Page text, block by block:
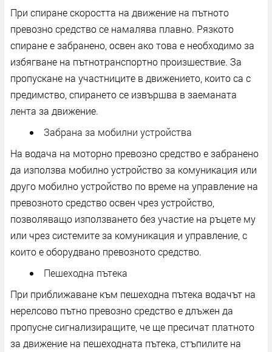
При спиране скоростта на движение на пътното
превозно средство се намалява плавно. Рязкото
спиране е забранено, освен ако това е необходимо за
избягване на пътнотранспортно произшествие. За
пропускане на участниците в движението, които са с
предимство, спирането се извършва в заеманата
лента за движение.
Забрана за мобилни устройства
На водача на моторно превозно средство е забранено
да използва мобилно устройство за комуникация или
друго мобилно устройство по време на управление на
превозното средство освен чрез устройство,
позволяващо използването без участие на ръцете му
или чрез системите за комуникация и управление, с
които е оборудвано превозното средство.
Пешеходна пътека
При приближаване към пешеходна пътека водачът на
нерелсово пътно превозно средство е длъжен да
пропусне сигнализиращите, че ще пресичат платното
за движение на пешеходната пътека, стъпилите на